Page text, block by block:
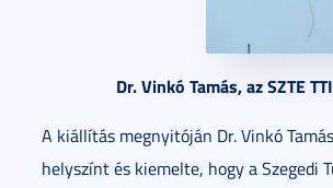
Dr. Vinkó Tamás, az SZTE
A kiállítás megnyitóján Dr. Vinkó
helyszínt és kiemelte, hogy a Szegedi